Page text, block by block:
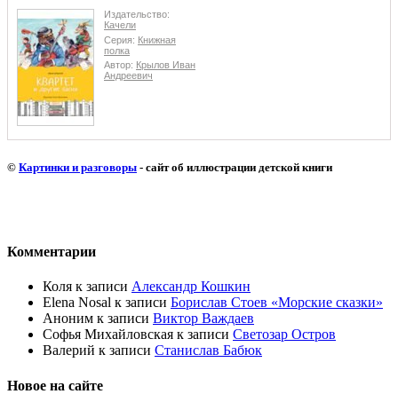
Издательство:
Качели
Серия: Книжная
полка
Автор: Крылов Иван
Андреевич
© Картинки и разговоры - сайт об иллюстрации детской книги
Комментарии
Коля к записи Александр Кошкин
Elena Nosal к записи Борислав Стоев «Морские сказки»
Аноним к записи Виктор Важдаев
Софья Михайловская к записи Светозар Остров
Валерий к записи Станислав Бабюк
Новое на сайте